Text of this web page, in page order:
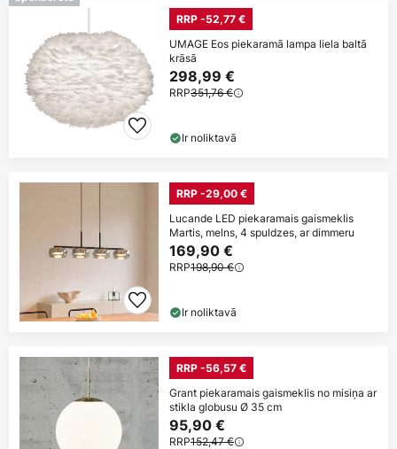
RRP -52,77 €
UMAGE Eos piekaramā lampa liela baltā
krāsā
298,99 €
RRP351,76 €
Ir noliktavā
RRP -29,00 €
Lucande LED piekaramais gaismeklis
Martis, melns, 4 spuldzes, ar dimmeru
169,90 €
RRP198,90 €
Ir noliktavā
RRP -56,57 €
Grant piekaramais gaismeklis no misiņa ar
stikla globusu Ø 35 cm
95,90 €
RRP152,47 €